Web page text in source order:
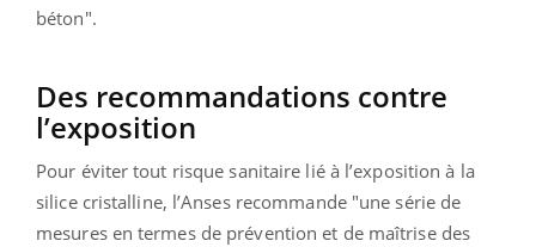
béton".
Des recommandations contre
l’exposition
Pour éviter tout risque sanitaire lié à l’exposition à la
silice cristalline, l’Anses recommande "une série de
mesures en termes de prévention et de maîtrise des